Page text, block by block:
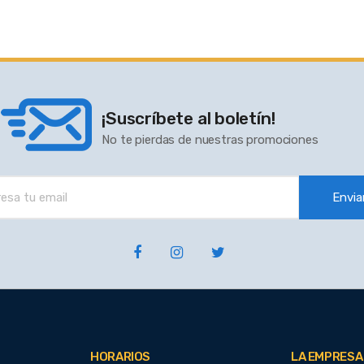
¡Suscríbete al boletín!
No te pierdas de nuestras promociones
HORARIOS LA EMPRESA